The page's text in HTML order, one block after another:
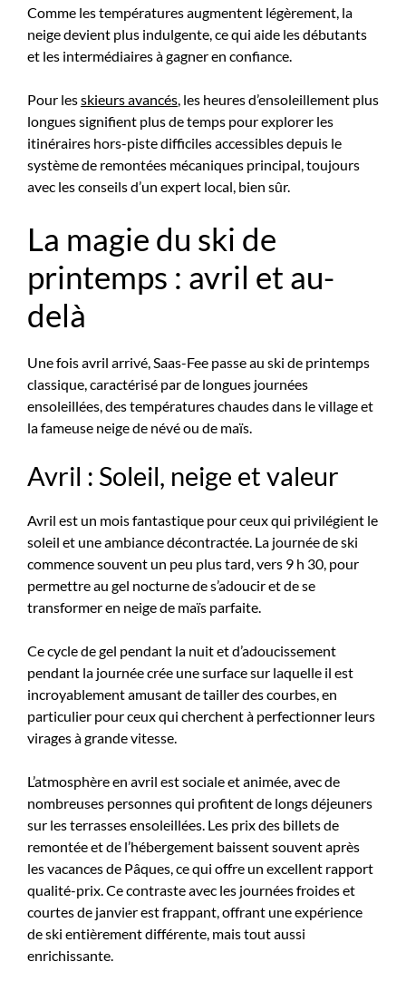
Comme les températures augmentent légèrement, la
neige devient plus indulgente, ce qui aide les débutants
et les intermédiaires à gagner en confiance.
Pour lesskieurs avancés , les heures d’ensoleillement plus
longues signifient plus de temps pour explorer les
itinéraires hors-piste difficiles accessibles depuis le
système de remontées mécaniques principal, toujours
avec les conseils d’un expert local, bien sûr.
La magie du ski de
printemps : avril et au-
delà
Une fois avril arrivé, Saas-Fee passe au ski de printemps
classique, caractérisé par de longues journées
ensoleillées, des températures chaudes dans le village et
la fameuse neige de névé ou de maïs.
Avril : Soleil, neige et valeur
Avril est un mois fantastique pour ceux qui privilégient le
soleil et une ambiance décontractée. La journée de ski
commence souvent un peu plus tard, vers 9 h 30, pour
permettre au gel nocturne de s’adoucir et de se
transformer en neige de maïs parfaite.
Ce cycle de gel pendant la nuit et d’adoucissement
pendant la journée crée une surface sur laquelle il est
incroyablement amusant de tailler des courbes, en
particulier pour ceux qui cherchent à perfectionner leurs
virages à grande vitesse.
L’atmosphère en avril est sociale et animée, avec de
nombreuses personnes qui profitent de longs déjeuners
sur les terrasses ensoleillées. Les prix des billets de
remontée et de l’hébergement baissent souvent après
les vacances de Pâques, ce qui offre un excellent rapport
qualité-prix. Ce contraste avec les journées froides et
courtes de janvier est frappant, offrant une expérience
de ski entièrement différente, mais tout aussi
enrichissante.